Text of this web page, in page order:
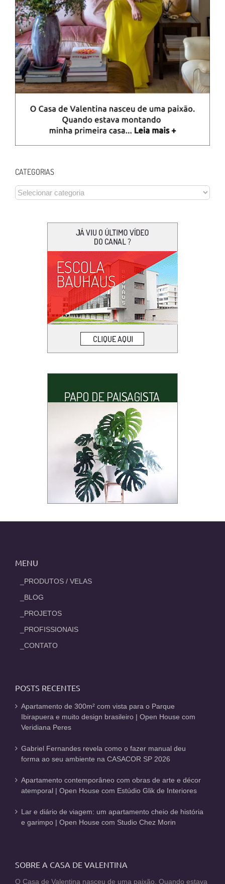
CATEGORIAS
CATEGORIAS
MENU
_PRODUTOS / VELAS
_BLOG
_PROJETOS
_PROFISSIONAIS
_CONTATO
POSTS RECENTES
Apartamento de 300m² com vista para o Parque
Ibirapuera e muito design brasileiro | Open House com
Veridiana Peres
Gabriel Fernandes revela como o fazer manual deu
forma ao seu ambiente na CASACOR SP 2026
Apartamento contemporâneo com obras de arte e décor
atemporal | Open House com Estúdio Glik de Interiores
Lar e diário de viagem: um apartamento cheio de história
e garimpo | Open House com Studio Chez Morin
SOBRE A CASA DE VALENTINA
O Casa de Valentina nasceu de uma paixão. Quando estava